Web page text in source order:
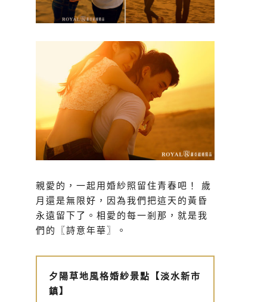
親愛的，一起用婚紗照留住青春吧！ 歲
月還是無限好，因為我們把這天的黃昏
永遠留下了。相愛的每一剎那，就是我
們的〖詩意年華〗。
夕陽草地風格婚紗景點【淡水新市
鎮】